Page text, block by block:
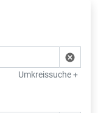
Umkreissuche +